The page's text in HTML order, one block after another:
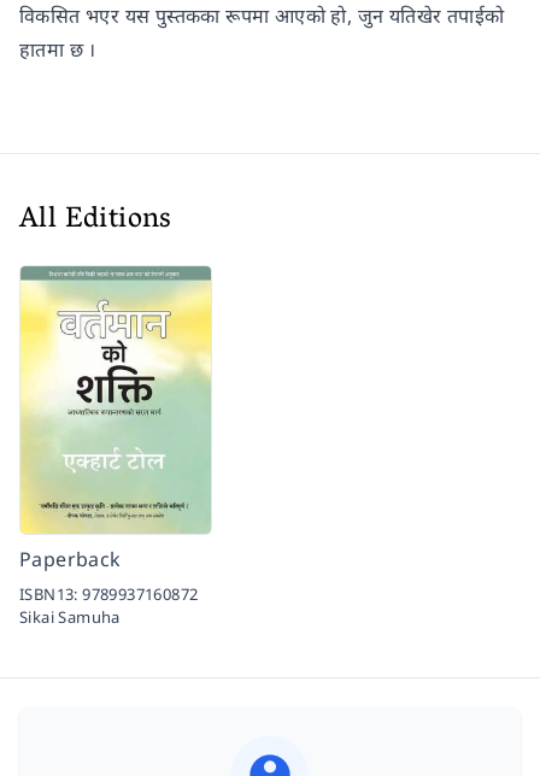
विकसित भएर यस पुस्तकका रूपमा आएको हो, जुन यतिखेर तपाईको
हातमा छ ।
All Editions
Paperback
ISBN13:9789937160872
Sikai Samuha